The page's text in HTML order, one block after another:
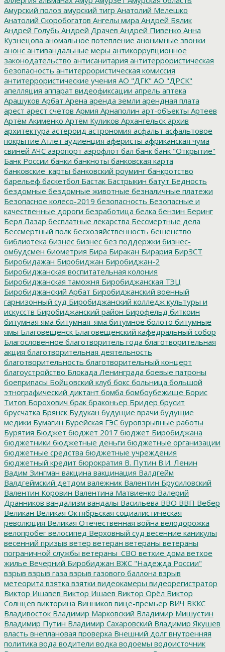
Амурский полоз амурский тигр Анатолий Мелешко
Анатолий Скоробогатов Ангелы мира Андрей Бялик
Андрей Голубь Андрей Драчев Андрей Пивенко Анна
Кузнецова аномальное потепление анонимные звонки
анонс антивандальные меры антикоррупционное
законодательство антисанитария антитеррористическая
безопасность антитеррористическая комиссия
антитеррористические учения АО "ДГК" АО "ДРСК"
апелляция аппарат видеофиксации апрель аптека
Арашуков Арбат Арена аренда земли арендная плата
арест арест счетов Армия Арнаполин арт-объекты Артеев
Артём Акименко Артём Куликов Архангельск архив
архитектура астероид астрономия асфальт асфальтовое
покрытие Атлет аудиенция аферисты африканская чума
свиней АЧС аэропорт аэрофлот бал банк банк "Открытие"
Банк России банки банкноты банковская карта
банковские_карты банковский роуминг банкротство
барельеф баскетбол Бастак Бастрыкин батут Бедность
бездомные бездомные животные безналичные платежи
Безопасное колесо-2019 безопасность Безопасные и
качественные дороги безработица белка бензин Беринг
Берл Лазар бесплатные лекарства Бессмертные дела
Бессмертный полк бесхозяйственность бешенство
библиотека бизнес бизнес без поддержки бизнес-
омбудсмен биометрия Бира Биракан Бирария БирЗСТ
Биробидажан Биробиджан Биробиджан-2
Биробиджанская воспитательная колония
Биробиджанская таможня Биробиджанская ТЭЦ
Биробиджанский Арбат Биробиджанский военный
гарнизонный суд Биробиджанский колледж культуры и
искусств Биробиджанский район Бирофельд биткоин
битумная яма битумная_яма битумное болото битумные
ямы Благовещенск Благовещенский кафедральный собор
Благословенное благотворитель года благотворительная
акция благотворительная деятельность
благотворительность благотворительный концерт
благоустройство Блокада Ленинграда боевые патроны
боеприпасы Бойцовский клуб бокс больница большой
этнографический диктант бомба бомбоубежище Борис
Титов Борохович брак браконьер Бридер брусит
брусчатка Брянск Будукан будущие врачи будущие
медики Бумагин Бурейская ГЭС буровзрывные работы
Бурятия Бюджет бюджет 2017 бюджет Биробиджана
бюджетники бюджетные деньги бюджетные организации
бюджетные средства бюджетные учреждения
бюджетный кредит бюрократия В. Путин В.И. Ленин
Вадим Зингман вакцина вакцинация Валдгейм
Валдгеймский детдом валежник Валентин Брусиловский
Валентин Коровин Валентина Матвиенко Валерий
Дранников вандализм вандалы Васильева ВВО ВВП Вебер
Великан Великая Октябрьская социалистическая
революция Великая Отечественная война велодорожка
велопробег велосипед Верховный суд весенние каникулы
весенний призыв ветер ветеран ветераны ветераны
пограничной службы ветераны_СВО ветхие дома ветхое
жилье Вечерний Биробиджан ВЖС "Надежда России"
взрыв взрыв газа взрыв газового баллона взрыв
метеорита взятка взятки видеокамеры видеорегистратор
Виктор Ишавев Виктор Ишаев Виктор Орёл Виктор
Солнцев викторина Винников вице-премьер ВИЧ ВККС
Владивосток Владимир Марковский Владимир Мишустин
Владимир Путин Владимир Сахаровский Владимир Якушев
власть внеплановая проверка Внешний долг внутренняя
политика вода водители водка водоемы водоисточник